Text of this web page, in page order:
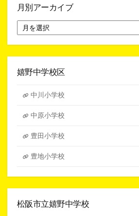
月別アーカイブ
別
ア
イ
嬉野中学校区
中川小学校
中原小学校
豊田小学校
豊地小学校
松阪市立嬉野中学校